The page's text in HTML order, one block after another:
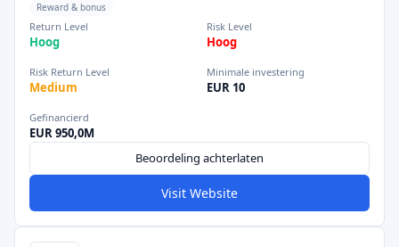
Reward & bonus
Return Level
Hoog
Risk Level
Hoog
Risk Return Level
Medium
Minimale investering
EUR 10
Gefinancierd
EUR 950,0M
Beoordeling achterlaten
Visit Website